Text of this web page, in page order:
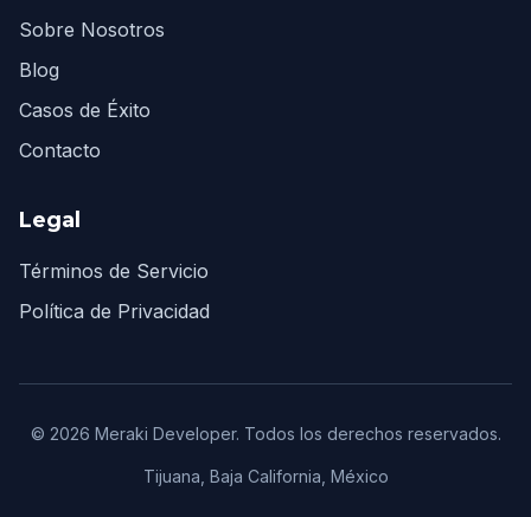
Sobre Nosotros
Blog
Casos de Éxito
Contacto
Legal
Términos de Servicio
Política de Privacidad
© 2026 Meraki Developer. Todos los derechos reservados.
Tijuana, Baja California, México